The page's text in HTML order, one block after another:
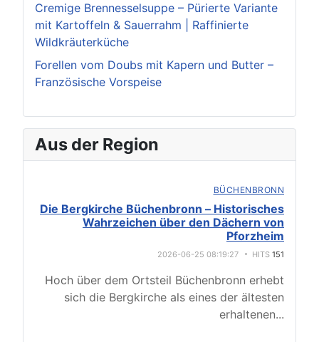
Cremige Brennesselsuppe – Pürierte Variante
mit Kartoffeln & Sauerrahm | Raffinierte
Wildkräuterküche
Forellen vom Doubs mit Kapern und Butter –
Französische Vorspeise
Aus der Region
BÜCHENBRONN
Die Bergkirche Büchenbronn – Historisches
Wahrzeichen über den Dächern von
Pforzheim
2026-06-25 08:19:27 HITS 151
Hoch über dem Ortsteil Büchenbronn erhebt
sich die Bergkirche als eines der ältesten
erhaltenen...